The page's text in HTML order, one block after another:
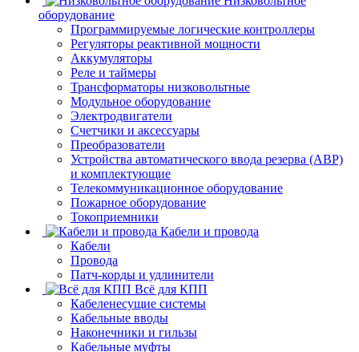
оборудование
Программируемые логические контроллеры
Регуляторы реактивной мощности
Аккумуляторы
Реле и таймеры
Трансформаторы низковольтные
Модульное оборудование
Электродвигатели
Счетчики и аксессуары
Преобразователи
Устройства автоматического ввода резерва (АВР)
и комплектующие
Телекоммуникационное оборудование
Пожарное оборудование
Токоприемники
Кабели и провода
Кабели
Провода
Патч-корды и удлинители
Всё для КПП
Кабеленесущие системы
Кабельные вводы
Наконечники и гильзы
Кабельные муфты